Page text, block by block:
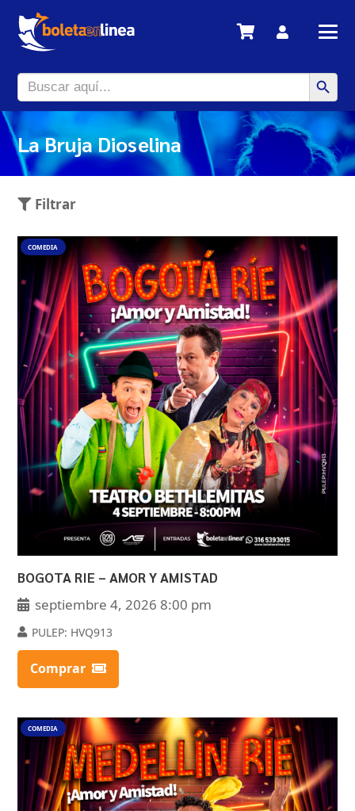
Search
for:
Search Button
La Bruja Dioselina
Filtrar
COMEDIA
BOGOTA RIE – AMOR Y AMISTAD
septiembre 4, 2026 8:00 pm
PULEP: HVQ913
Comprar
COMEDIA